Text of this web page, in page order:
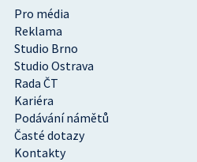
Pro média
Reklama
Studio Brno
Studio Ostrava
Rada ČT
Kariéra
Podávání námětů
Časté dotazy
Kontakty